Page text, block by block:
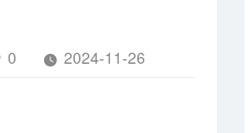
0 2024-11-26